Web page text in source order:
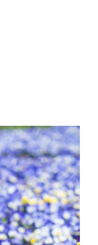
WEBチケット